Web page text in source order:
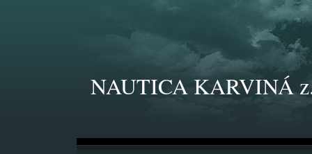
NAUTICA KARVINÁ